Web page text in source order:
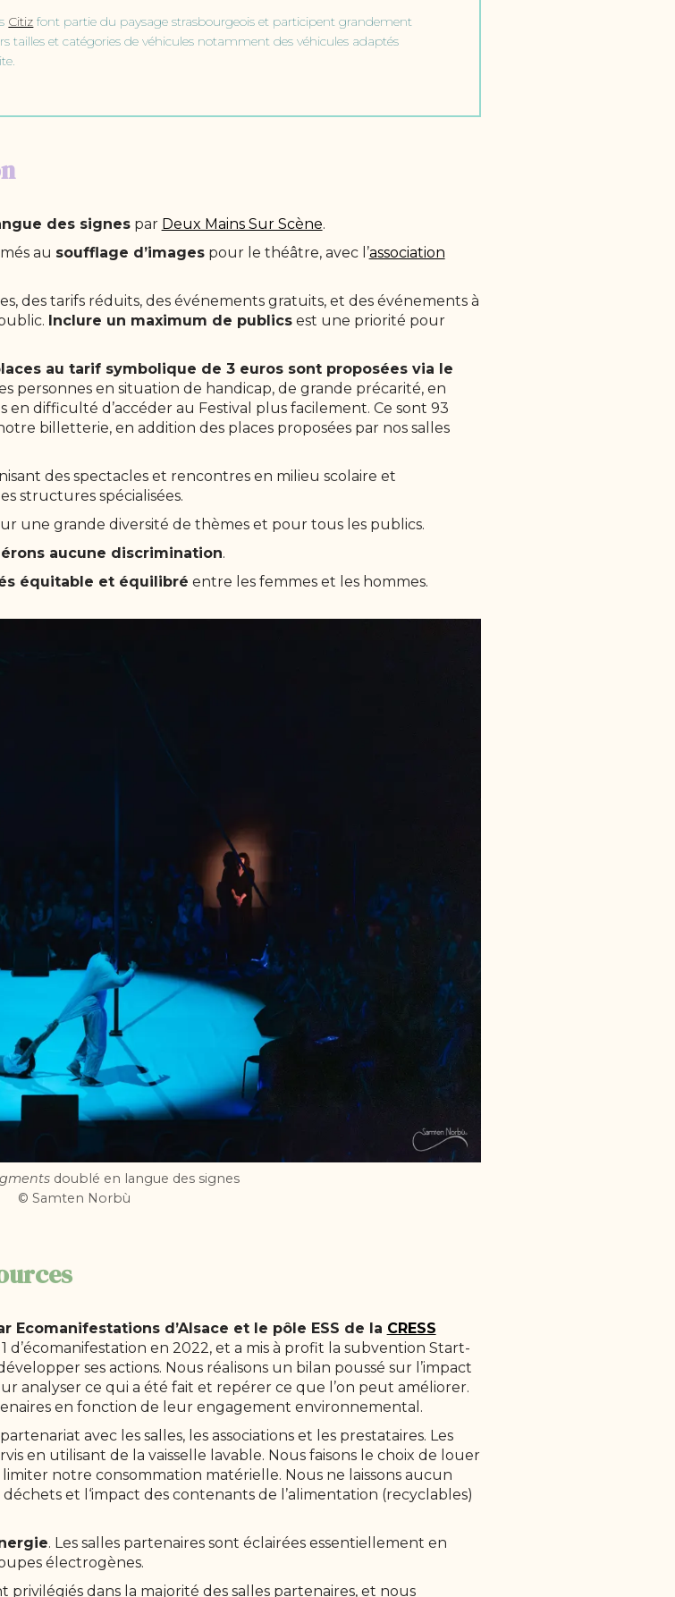
Citiz font partie du paysage strasbourgeois et participent grandement
tailles et catégories de véhicules notamment des véhicules adaptés
des signespar Deux Mains Sur Scène.
au soufflage d’imagespour le théâtre, avec l’association
des tarifs réduits, des événements gratuits, et des événements à
Inclure un maximum de publicsest une priorité pour
au tarif symbolique de 3 euros sont proposées via le
personnes en situation de handicap, de grande précarité, en
difficulté d’accéder au Festival plus facilement. Ce sont 93
billetterie, en addition des places proposées par nos salles
des spectacles et rencontres en milieu scolaire et
structures spécialisées.
une grande diversité de thèmes et pour tous les publics.
aucune discrimination.
équitable et équilibré entre les femmes et les hommes.
doublé en langue des signes
© Samten Norbù
Ecomanifestations d’Alsace et le pôle ESS de la CRESS
d’écomanifestation en 2022, et a mis à profit la subvention Start-
ses actions. Nous réalisons un bilan poussé sur l’impact
analyser ce qui a été fait et repérer ce que l’on peut améliorer.
en fonction de leur engagement environnemental.
avec les salles, les associations et les prestataires. Les
en utilisant de la vaisselle lavable. Nous faisons le choix de louer
notre consommation matérielle. Nous ne laissons aucun
et l‘impact des contenants de l’alimentation (recyclables)
. Les salles partenaires sont éclairées essentiellement en
électrogènes.
privilégiés dans la majorité des salles partenaires, et nous